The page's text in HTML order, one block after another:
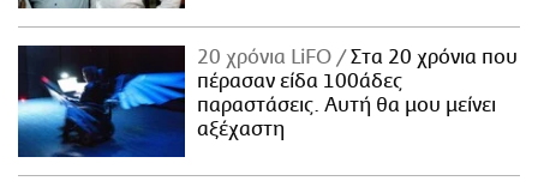
20 χρόνια LiFO
Στα 20 χρόνια που
πέρασαν είδα 100άδες
παραστάσεις. Αυτή θα μου μείνει
αξέχαστη